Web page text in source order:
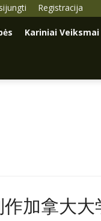
Registracija
Kariniai Veiksmai
加拿大